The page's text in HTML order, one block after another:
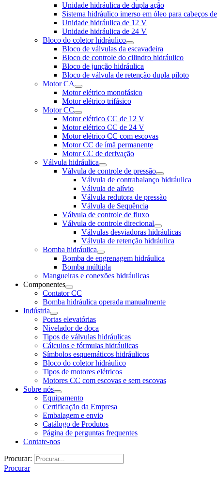
Unidade hidráulica de dupla ação
Sistema hidráulico imerso em óleo para cabeços
Unidade hidráulica de 12 V
Unidade hidráulica de 24 V
Bloco do coletor hidráulico
Bloco de válvulas da escavadeira
Bloco de controle do cilindro hidráulico
Bloco de junção hidráulica
Bloco de válvula de retenção dupla piloto
Motor CA
Motor elétrico monofásico
Motor elétrico trifásico
Motor CC
Motor elétrico CC de 12 V
Motor elétrico CC de 24 V
Motor elétrico CC com escovas
Motor CC de ímã permanente
Motor CC de derivação
Válvula hidráulica
Válvula de controle de pressão
Válvula de contrabalanço hidráulica
Válvula de alívio
Válvula redutora de pressão
Válvula de Sequência
Válvula de controle de fluxo
Válvula de controle direcional
Válvulas desviadoras hidráulicas
Válvula de retenção hidráulica
Bomba hidráulica
Bomba de engrenagem hidráulica
Bomba múltipla
Mangueiras e conexões hidráulicas
Componentes
Contator CC
Bomba hidráulica operada manualmente
Indústria
Portas elevatórias
Nivelador de doca
Tipos de válvulas hidráulicas
Cálculos e fórmulas hidráulicas
Símbolos esquemáticos hidráulicos
Bloco do coletor hidráulico
Tipos de motores elétricos
Motores CC com escovas e sem escovas
Sobre nós
Equipamento
Certificação da Empresa
Embalagem e envio
Catálogo de Produtos
Página de perguntas frequentes
Contate-nos
Procurar:
Procurar